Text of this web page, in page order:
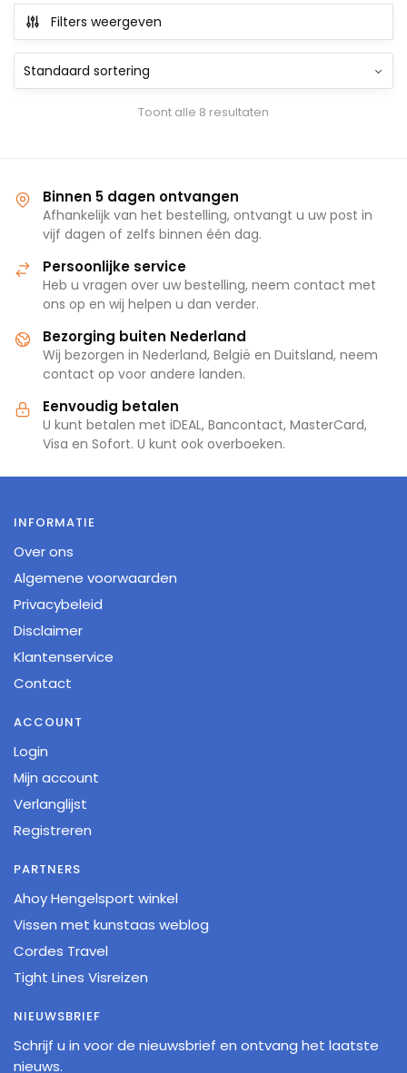
Filters weergeven
Toont alle 8 resultaten
Binnen 5 dagen ontvangen
Afhankelijk van het bestelling, ontvangt u uw post in
vijf dagen of zelfs binnen één dag.
Persoonlijke service
Heb u vragen over uw bestelling, neem contact met
ons op en wij helpen u dan verder.
Bezorging buiten Nederland
Wij bezorgen in Nederland, België en Duitsland, neem
contact op voor andere landen.
Eenvoudig betalen
U kunt betalen met iDEAL, Bancontact, MasterCard,
Visa en Sofort. U kunt ook overboeken.
INFORMATIE
Over ons
Algemene voorwaarden
Privacybeleid
Disclaimer
Klantenservice
Contact
ACCOUNT
Login
Mijn account
Verlanglijst
Registreren
PARTNERS
Ahoy Hengelsport winkel
Vissen met kunstaas weblog
Cordes Travel
Tight Lines Visreizen
NIEUWSBRIEF
Schrijf u in voor de nieuwsbrief en ontvang het laatste
nieuws.